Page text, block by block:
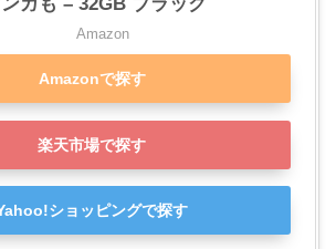
Amazon
Amazonで探す
楽天市場で探す
ショッピングで探す